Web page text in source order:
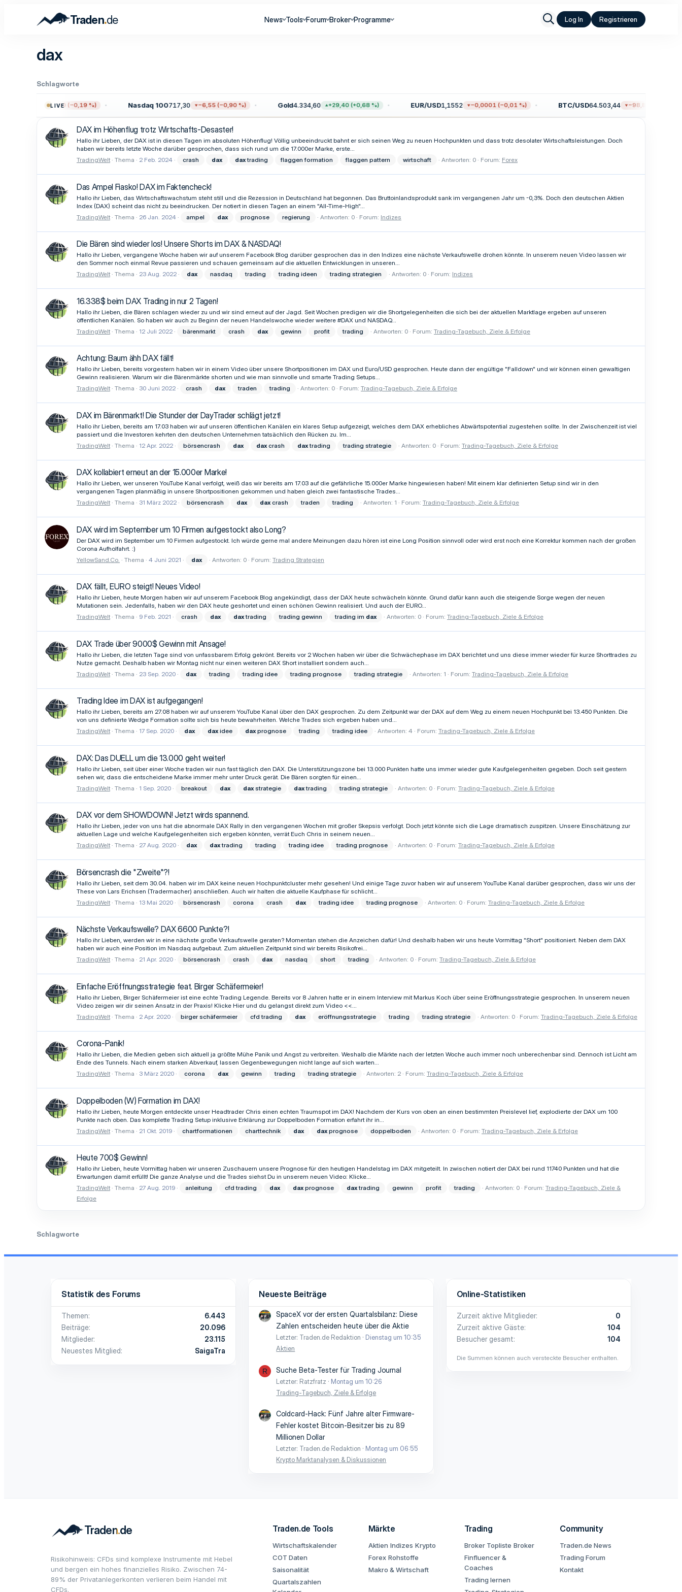
Traden.de News Tools Forum Broker Programme Log In Registrieren
dax
Schlagworte
LIVE
−14,40 (−0,19 %) Nasdaq 100 717,30 −6,55 (−0,90 %) Gold4.334,60 +29,40 (+0,68 %) EUR/USD1,1552 −0,0001 (−0,01 %) BTC/USD64.503,44 −98,88 (−0,15 %)
DAX im Höhenflug trotz Wirtschafts-Desaster!
Hallo ihr Lieben, der DAX ist in diesen Tagen im absoluten Höhenflug! Völlig unbeeindruckt bahnt er sich seinen Weg zu neuen Hochpunkten und dass trotz desolater Wirtschaftsleistungen. Doch
haben wir bereits letzte Woche darüber gesprochen, dass sich rund um die 17.000er Marke, erste...
TradingWelt Thema 2 Feb. 2024 crash dax daxtrading flaggen formation flaggen pattern wirtschaft Antworten: 0 Forum: Forex
Das Ampel Fiasko! DAX im Faktencheck!
Hallo ihr Lieben, das Wirtschaftswachstum steht still und die Rezession in Deutschland hat begonnen. Das Bruttoinlandsprodukt sank im vergangenen Jahr um -0,3%. Doch den deutschen Aktien
Index (DAX) scheint das nicht zu beeindrucken. Der notiert in diesen Tagen an einem "All-Time-High"...
TradingWelt Thema 26 Jan. 2024 ampel dax prognose regierung Antworten: 0 Forum: Indizes
Die Bären sind wieder los! Unsere Shorts im DAX & NASDAQ!
Hallo ihr Lieben, vergangene Woche haben wir auf unserem Facebook Blog darüber gesprochen das in den Indizes eine nächste Verkaufswelle drohen könnte. In unserem neuen Video lassen wir
den Sommer noch einmal Revue passieren und schauen gemeinsam auf die aktuellen Entwicklungen in unseren...
TradingWelt Thema 23 Aug. 2022 dax nasdaq trading trading ideen trading strategien Antworten: 0 Forum: Indizes
16.338$ beim DAX Trading in nur 2 Tagen!
Hallo ihr Lieben, die Bären schlagen wieder zu und wir sind erneut auf der Jagd. Seit Wochen predigen wir die Shortgelegenheiten die sich bei der aktuellen Marktlage ergeben auf unseren
öffentlichen Kanälen. So haben wir auch zu Beginn der neuen Handelswoche wieder weitere #DAX und NASDAQ...
TradingWelt Thema 12 Juli 2022 bärenmarkt crash dax gewinn profit trading Antworten: 0 Forum: Trading-Tagebuch, Ziele & Erfolge
Achtung: Baum ähh DAX fällt!
Hallo ihr Lieben, bereits vorgestern haben wir in einem Video über unsere Shortpositionen im DAX und Euro/USD gesprochen. Heute dann der engültige "Falldown" und wir können einen gewaltigen
Gewinn realisieren. Warum wir die Bärenmärkte shorten und wie man sinnvolle und smarte Trading Setups...
TradingWelt Thema 30 Juni 2022 crash dax traden trading Antworten: 0 Forum: Trading-Tagebuch, Ziele & Erfolge
DAX im Bärenmarkt! Die Stunder der DayTrader schlägt jetzt!
Hallo ihr Lieben, bereits am 17.03 haben wir auf unseren öffentlichen Kanälen ein klares Setup aufgezeigt, welches dem DAX erhebliches Abwärtspotential zugestehen sollte. In der Zwischenzeit ist viel
passiert und die Investoren kehrten den deutschen Unternehmen tatsächlich den Rücken zu. Im...
TradingWelt Thema 12 Apr. 2022 börsencrash dax dax crash daxtrading trading strategie Antworten: 0 Forum: Trading-Tagebuch, Ziele & Erfolge
DAX kollabiert erneut an der 15.000er Marke!
Hallo ihr Lieben, wer unseren YouTube Kanal verfolgt, weiß das wir bereits am 17.03 auf die gefährliche 15.000er Marke hingewiesen haben! Mit einem klar definierten Setup sind wir in den
vergangenen Tagen planmäßig in unsere Shortpositionen gekommen und haben gleich zwei fantastische Trades...
TradingWelt Thema 31 März 2022 börsencrash dax daxcrash traden trading Antworten: 1 Forum: Trading-Tagebuch, Ziele & Erfolge
DAX wird im September um 10 Firmen aufgestockt also Long?
Der DAX wird im September um 10 Firmen aufgestockt. Ich würde gerne mal andere Meinungen dazu hören ist eine Long Position sinnvoll oder wird erst noch eine Korrektur kommen nach der großen
Corona Aufholfahrt. :)
YellowSand.Co.
Thema 4 Juni 2021 dax Antworten: 0 Forum: Trading Strategien
DAX fällt, EURO steigt! Neues Video!
Hallo ihr Lieben, heute Morgen haben wir auf unserem Facebook Blog angekündigt, dass der DAX heute schwächeln könnte. Grund dafür kann auch die steigende Sorge wegen der neuen
Mutationen sein. Jedenfalls, haben wir den DAX heute geshortet und einen schönen Gewinn realisiert. Und auch der EURO...
TradingWelt Thema 9 Feb. 2021 crash dax daxtrading trading gewinn trading im dax Antworten: 0 Forum: Trading-Tagebuch, Ziele & Erfolge
DAX Trade über 9000$ Gewinn mit Ansage!
Hallo ihr Lieben, die letzten Tage sind von unfassbarem Erfolg gekrönt. Bereits vor 2 Wochen haben wir über die Schwächephase im DAX berichtet und uns diese immer wieder für kurze Shorttrades zu
Nutze gemacht. Deshalb haben wir Montag nicht nur einen weiteren DAX Short installiert sondern auch...
TradingWelt Thema 23 Sep. 2020 dax trading trading idee trading prognose trading strategie Antworten: 1 Forum: Trading-Tagebuch, Ziele & Erfolge
Trading Idee im DAX ist aufgegangen!
Hallo ihr Lieben, bereits am 27.08 haben wir auf unserem YouTube Kanal über den DAX gesprochen. Zu dem Zeitpunkt war der DAX auf dem Weg zu einem neuen Hochpunkt bei 13.450 Punkten. Die
von uns definierte Wedge Formation sollte sich bis heute bewahrheiten. Welche Trades sich ergeben haben und...
TradingWelt Thema 17 Sep. 2020 dax daxidee daxprognose trading trading idee Antworten: 4 Forum: Trading-Tagebuch, Ziele & Erfolge
DAX: Das DUELL um die 13.000 geht weiter!
Hallo ihr Lieben, seit über einer Woche traden wir nun fast täglich den DAX. Die Unterstützungszone bei 13.000 Punkten hatte uns immer wieder gute Kaufgelegenheiten gegeben. Doch seit gestern
sehen wir, dass die entscheidene Marke immer mehr unter Druck gerät. Die Bären sorgten für einen...
TradingWelt Thema 1 Sep. 2020 breakout dax dax strategie daxtrading trading strategie Antworten: 0 Forum: Trading-Tagebuch, Ziele & Erfolge
DAX vor dem SHOWDOWN! Jetzt wirds spannend.
Hallo ihr Lieben, jeder von uns hat die abnormale DAX Rally in den vergangenen Wochen mit großer Skepsis verfolgt. Doch jetzt könnte sich die Lage dramatisch zuspitzen. Unsere Einschätzung zur
aktuellen Lage und welche Kaufgelegenheiten sich ergeben könnten, verrät Euch Chris in seinem neuen...
TradingWelt Thema 27 Aug. 2020 dax daxtrading trading trading idee trading prognose Antworten: 0 Forum: Trading-Tagebuch, Ziele & Erfolge
Börsencrash die "Zweite"?!
Hallo ihr Lieben, seit dem 30.04. haben wir im DAX keine neuen Hochpunktcluster mehr gesehen! Und einige Tage zuvor haben wir auf unserem YouTube Kanal darüber gesprochen, dass wir uns der
These von Lars Erichsen (Tradermacher) anschließen. Auch wir halten die aktuelle Kaufphase für schlicht...
TradingWelt Thema 13 Mai 2020 börsencrash corona crash dax trading idee trading prognose Antworten: 0 Forum: Trading-Tagebuch, Ziele & Erfolge
Nächste Verkaufswelle? DAX 6600 Punkte?!
Hallo ihr Lieben, werden wir in eine nächste große Verkaufswelle geraten? Momentan stehen die Anzeichen dafür! Und deshalb haben wir uns heute Vormittag "Short" positioniert. Neben dem DAX
haben wir auch eine Position im Nasdaq aufgebaut. Zum aktuellen Zeitpunkt sind wir bereits Risikofrei...
TradingWelt Thema 21 Apr. 2020 börsencrash crash dax nasdaq short trading Antworten: 0 Forum: Trading-Tagebuch, Ziele & Erfolge
Einfache Eröffnungsstrategie feat. Birger Schäfermeier!
Hallo ihr Lieben, Birger Schäfermeier ist eine echte Trading Legende. Bereits vor 8 Jahren hatte er in einem Interview mit Markus Koch über seine Eröffnungsstrategie gesprochen. In unserem neuen
Video zeigen wir dir seinen Ansatz in der Praxis! Klicke Hier und du gelangst direkt zum Video <<...
TradingWelt Thema 2 Apr. 2020 birger schäfermeier cfd trading dax eröffnungsstrategie trading trading strategie Antworten: 0 Forum: Trading-Tagebuch, Ziele & Erfolge
Corona-Panik!
Hallo ihr Lieben, die Medien geben sich aktuell ja größte Mühe Panik und Angst zu verbreiten. Weshalb die Märkte nach der letzten Woche auch immer noch unberechenbar sind. Dennoch ist Licht am
Ende des Tunnels. Nach einem starken Abverkauf, lassen Gegenbewegungen nicht lange auf sich warten...
TradingWelt Thema 3 März 2020 corona dax gewinn trading trading strategie Antworten: 2 Forum: Trading-Tagebuch, Ziele & Erfolge
Doppelboden (W) Formation im DAX!
Hallo ihr Lieben, heute Morgen entdeckte unser Headtrader Chris einen echten Traumspot im DAX! Nachdem der Kurs von oben an einen bestimmten Preislevel lief, explodierte der DAX um 100
Punkte nach oben. Das komplette Trading Setup inklusive Erklärung zur Doppelboden Formation erfahrt ihr in...
TradingWelt Thema 21 Okt. 2019 chartformationen charttechnik dax dax prognose doppelboden Antworten: 0 Forum: Trading-Tagebuch, Ziele & Erfolge
Heute 700$ Gewinn!
Hallo ihr Lieben, heute Vormittag haben wir unseren Zuschauern unsere Prognose für den heutigen Handelstag im DAX mitgeteilt. In zwischen notiert der DAX bei rund 11740 Punkten und hat die
Erwartungen damit erfüllt! Die ganze Analyse und die Trades siehst Du in unserem neuen Video: Klicke...
TradingWelt Thema 27 Aug. 2019 anleitung cfd trading dax daxprognose daxtrading gewinn profit trading Antworten: 0 Forum: Trading-Tagebuch, Ziele &
Erfolge
Schlagworte
Statistik des Forums
Themen
6.443
Beiträge
20.096
Mitglieder
23.115
Neuestes Mitglied
SaigaTra
Neueste Beiträge
SpaceX vor der ersten Quartalsbilanz: Diese
Zahlen entscheiden heute über die Aktie
Letzter: Traden.de Redaktion
Dienstag um 10:35
Aktien
R Suche Beta-Tester für Trading Journal
Letzter: Ratzfratz
Montag um 10:26
Trading-Tagebuch, Ziele & Erfolge
Coldcard-Hack: Fünf Jahre alter Firmware-
Fehler kostet Bitcoin-Besitzer bis zu 89
Millionen Dollar
Letzter: Traden.de Redaktion
Montag um 06:55
Krypto Marktanalysen & Diskussionen
Online-Statistiken
Zurzeit aktive Mitglieder
0
Zurzeit aktive Gäste
104
Besucher gesamt
104
Die Summen können auch versteckte Besucher enthalten.
Risikohinweis: CFDs sind komplexe Instrumente mit Hebel
und bergen ein hohes finanzielles Risiko. Zwischen 74-
89% der Privatanlegerkonten verlieren beim Handel mit
CFDs.
Traden.de Tools
Wirtschaftskalender
COT Daten
Saisonalität
Quartalszahlen
Märkte
Aktien Indizes Krypto
Forex Rohstoffe
Makro & Wirtschaft
Trading
Broker Topliste Broker
Finfluencer &
Coaches
Trading lernen
Community
Traden.de News
Trading Forum
Kontakt